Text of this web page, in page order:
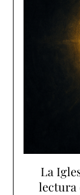
La
lectura